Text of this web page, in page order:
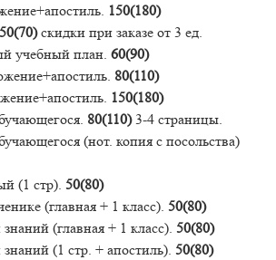
150(180)
50(70)скидки при заказе от 3 ед.
учебный план. 60(90)
80(110)
150(180)
80(110)3-4 страницы.
(нот. копия с посольства)
(1 стр). 50(80)
(главная + 1 класс). 50(80)
(главная + 1 класс). 50(80)
(1 стр. + апостиль). 50(80)